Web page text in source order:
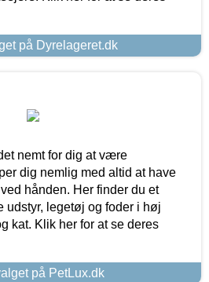
på Dyrelageret.dk
nemt for dig at være
dig nemlig med altid at have
hånden. Her finder du et
udstyr, legetøj og foder i høj
kat. Klik her for at se deres
på PetLux.dk